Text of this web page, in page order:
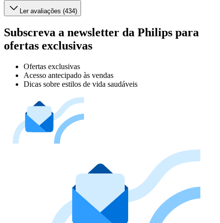
Ler avaliações (434)
Subscreva a newsletter da Philips para
ofertas exclusivas
Ofertas exclusivas
Acesso antecipado às vendas
Dicas sobre estilos de vida saudáveis